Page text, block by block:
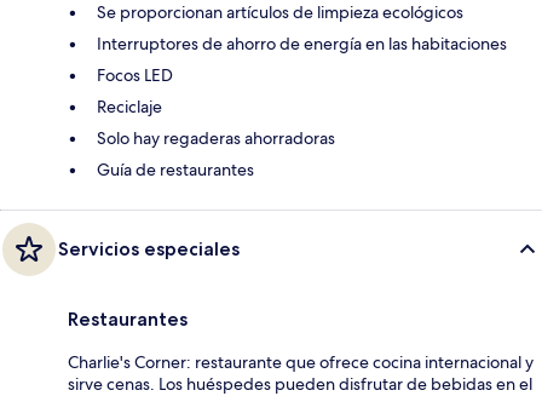
Se proporcionan artículos de limpieza ecológicos
Interruptores de ahorro de energía en las habitaciones
Focos LED
Reciclaje
Solo hay regaderas ahorradoras
Guía de restaurantes
Servicios especiales
Restaurantes
Charlie's Corner: restaurante que ofrece cocina internacional y
sirve cenas. Los huéspedes pueden disfrutar de bebidas en el